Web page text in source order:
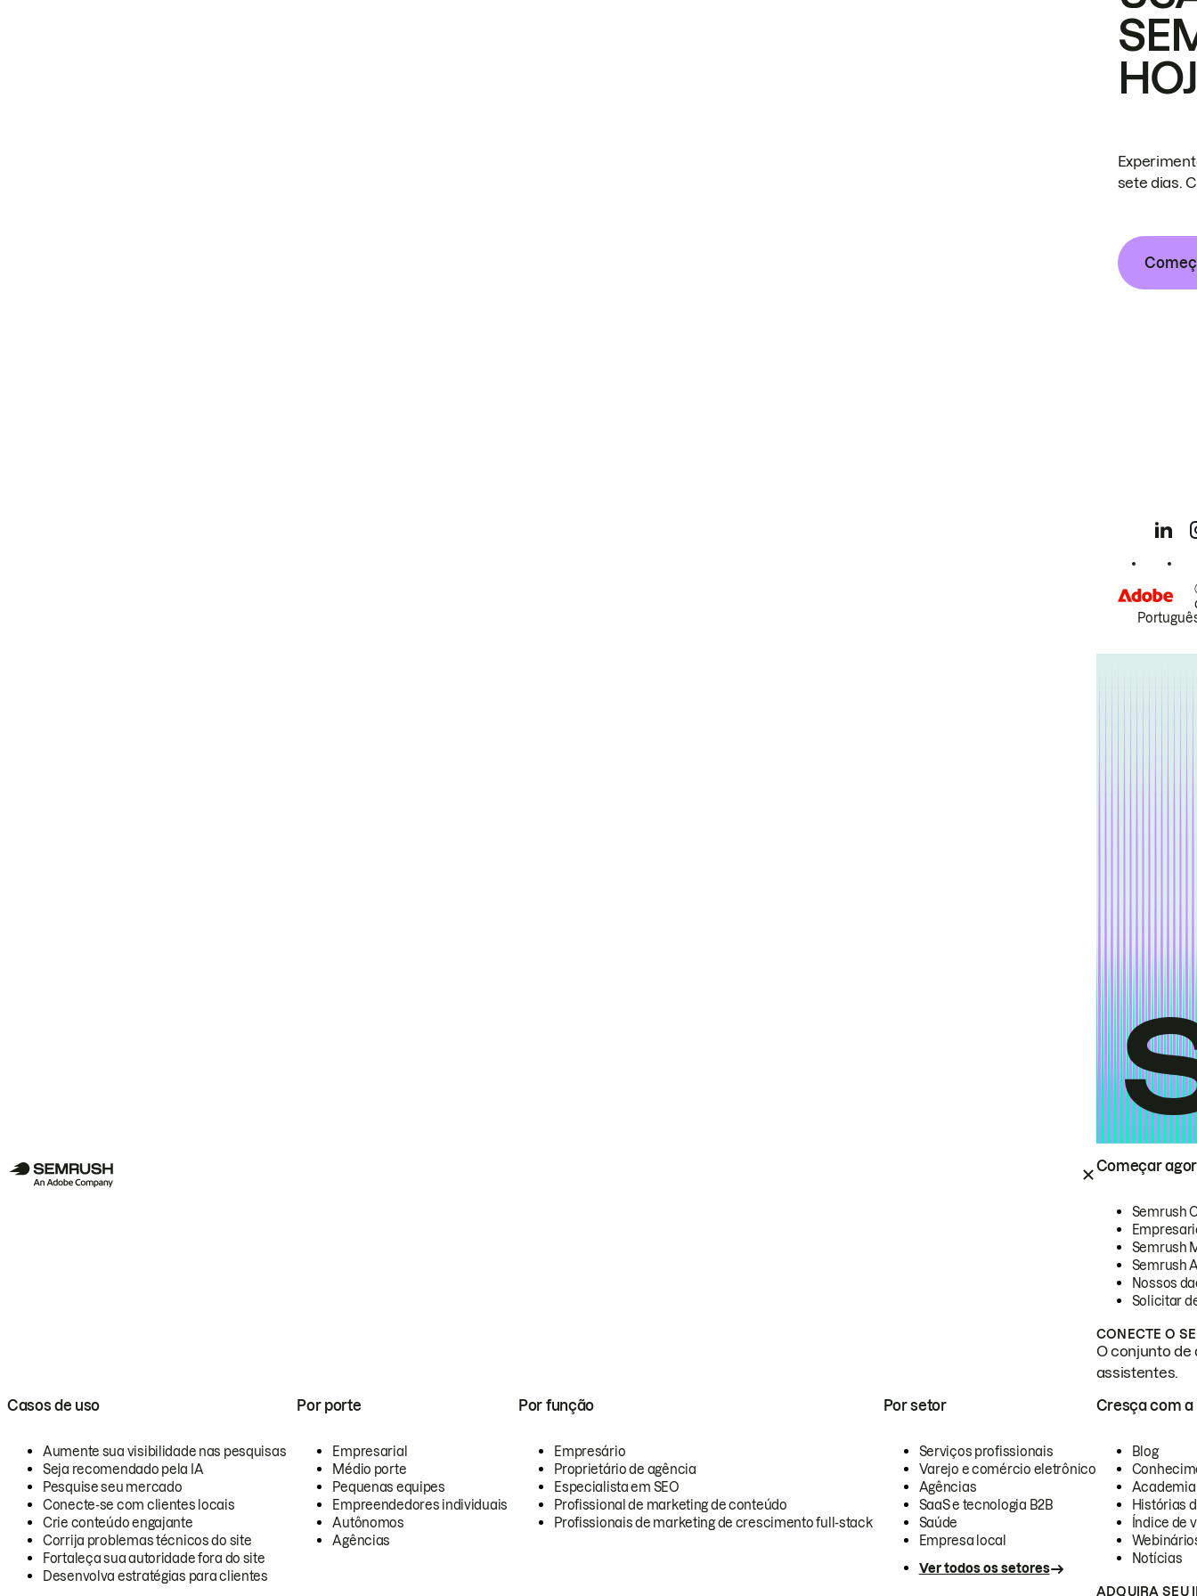
Começar
Semrush
Semrush
Semrush
Nossos
Solicitar
CONECTE O
O conjunto de
assistentes.
Casos de uso
Aumente sua visibilidade nas pesquisas
Seja recomendado pela IA
Pesquise seu mercado
Conecte-se com clientes locais
Crie conteúdo engajante
Corrija problemas técnicos do site
Fortaleça sua autoridade fora do site
Desenvolva estratégias para clientes
Por porte
Empresarial
Médio porte
Pequenas equipes
Empreendedores individuais
Autônomos
Agências
Por função
Empresário
Proprietário de agência
Especialista em SEO
Profissional de marketing de conteúdo
Profissionais de marketing de crescimento full-stack
Por setor
Serviços profissionais
Varejo e comércio eletrônico
Agências
SaaS e tecnologia B2B
Saúde
Empresa local
Ver todos os setores
Cresça com a
Blog
Academia
Histórias
Índice de
Notícias
ADQUIRA SEU
sete dias.